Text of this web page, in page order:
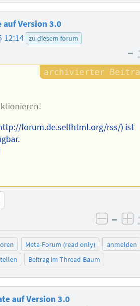
auf Version 3.0
12:14 zu diesem forum
–
forum.de.selfhtml.org/rss/) ist
–
Meta-Forum (read only)
anmelden
Beitrag im Thread-Baum
auf Version 3.0